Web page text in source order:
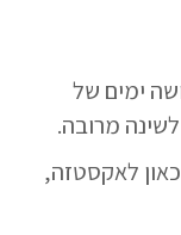
ימים של
מרובה.
לאקסטזה,